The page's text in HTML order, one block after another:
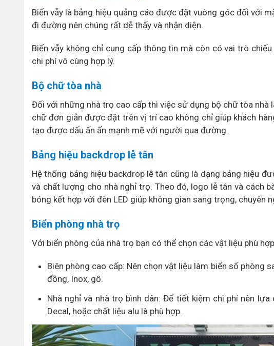
Biển vẫy là bảng hiệu quảng cáo được đặt vuông góc đối với
đi đường nên chúng rất dễ thấy và nhận diện.
Biển vẫy không chỉ cung cấp thông tin mà còn có vai trò
chi phí vô cùng hợp lý.
Bộ chữ tòa nhà
Đối với những nhà trọ cao cấp thì việc sử dụng bộ chữ tòa
chữ đơn giản được đặt trên vị trí cao không chỉ giúp khách
tạo được dấu ấn ấn mạnh mẽ với người qua đường.
Bảng hiệu backdrop lễ tân
Hệ thống bảng hiệu backdrop lễ tân cũng là dạng bảng hiệu
và chất lượng cho nhà nghỉ trọ. Theo đó, logo lễ tân và cách
bóng kết hợp với đèn LED giúp không gian sang trọng, chuyên
Biển phòng nhà trọ
Với biển phòng của nhà trọ bạn có thể chọn các vật liệu phù
Biên phòng cao cấp: Nên chọn vật liệu làm biển số
đồng, Inox, gỗ.
Nhà nghỉ và nhà trọ bình dân: Để tiết kiệm chi phí nên
Decal, hoặc chất liệu alu là phù hợp.